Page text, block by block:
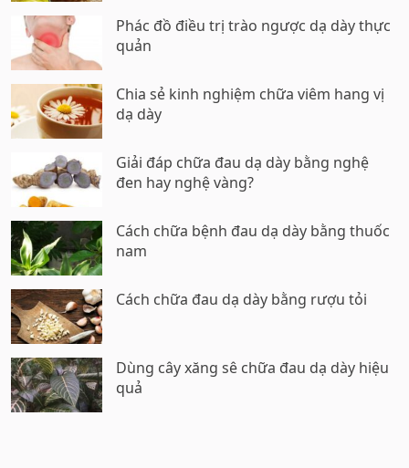
Phác đồ điều trị trào ngược dạ dày thực
quản
Chia sẻ kinh nghiệm chữa viêm hang vị
dạ dày
Giải đáp chữa đau dạ dày bằng nghệ
đen hay nghệ vàng?
Cách chữa bệnh đau dạ dày bằng thuốc
nam
Cách chữa đau dạ dày bằng rượu tỏi
Dùng cây xăng sê chữa đau dạ dày hiệu
quả